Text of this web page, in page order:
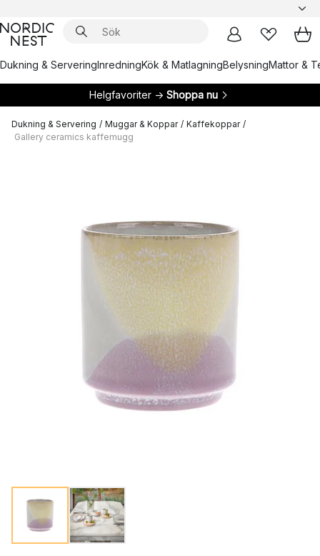
Dukning & ServeringInredningKök & MatlagningBelysningMattor &
Helgfavoriter → Shoppa nu
Dukning & Servering / Muggar & Koppar / Kaffekoppar /
Gallery ceramics kaffemugg